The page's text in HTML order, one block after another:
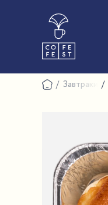
Завтраки